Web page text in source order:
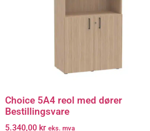
Choice 5A4 reol med dører
Bestillingsvare
5.340,00 kr eks. mva